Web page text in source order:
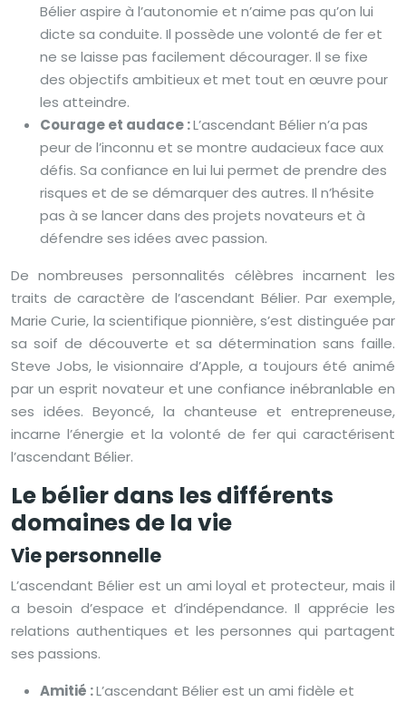
Bélier aspire à l’autonomie et n’aime pas qu’on lui
dicte sa conduite. Il possède une volonté de fer et
ne se laisse pas facilement décourager. Il se fixe
des objectifs ambitieux et met tout en œuvre pour
les atteindre.
Courage et audace :L’ascendant Bélier n’a pas
peur de l’inconnu et se montre audacieux face aux
défis. Sa confiance en lui lui permet de prendre des
risques et de se démarquer des autres. Il n’hésite
pas à se lancer dans des projets novateurs et à
défendre ses idées avec passion.
De nombreuses personnalités célèbres incarnent les
traits de caractère de l’ascendant Bélier. Par exemple,
Marie Curie, la scientifique pionnière, s’est distinguée par
sa soif de découverte et sa détermination sans faille.
Steve Jobs, le visionnaire d’Apple, a toujours été animé
par un esprit novateur et une confiance inébranlable en
ses idées. Beyoncé, la chanteuse et entrepreneuse,
incarne l’énergie et la volonté de fer qui caractérisent
l’ascendant Bélier.
Le bélier dans les différents
domaines de la vie
Vie personnelle
L’ascendant Bélier est un ami loyal et protecteur, mais il
a besoin d’espace et d’indépendance. Il apprécie les
relations authentiques et les personnes qui partagent
ses passions.
Amitié :L’ascendant Bélier est un ami fidèle et